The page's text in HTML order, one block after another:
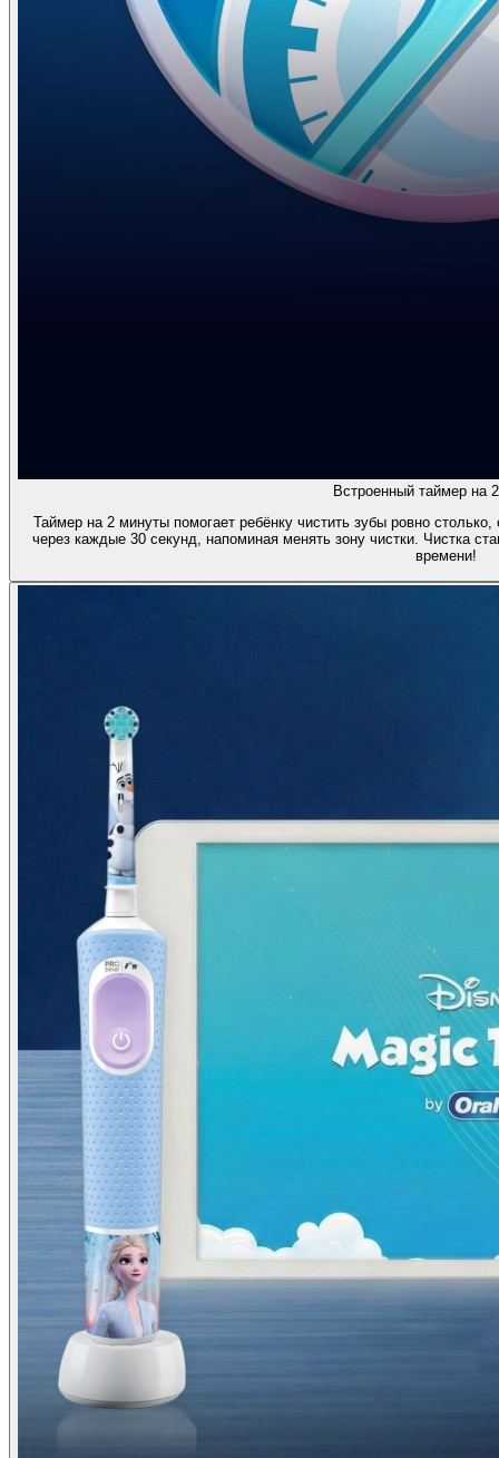
Встроенный таймер на
Таймер на 2 минуты помогает ребёнку чистить зубы ровно
через каждые 30 секунд, напоминая менять зону чистки. Чистка
времени!